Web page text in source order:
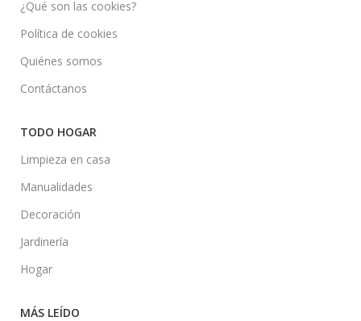
¿Qué son las cookies?
Política de cookies
Quiénes somos
Contáctanos
TODO HOGAR
Limpieza en casa
Manualidades
Decoración
Jardinería
Hogar
MÁS LEÍDO